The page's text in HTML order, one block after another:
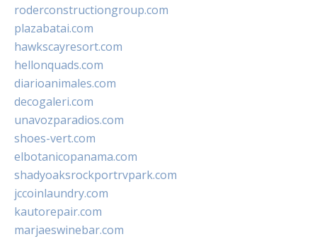
roderconstructiongroup.com
plazabatai.com
hawkscayresort.com
hellonquads.com
diarioanimales.com
decogaleri.com
unavozparadios.com
shoes-vert.com
elbotanicopanama.com
shadyoaksrockportrvpark.com
jccoinlaundry.com
kautorepair.com
marjaeswinebar.com